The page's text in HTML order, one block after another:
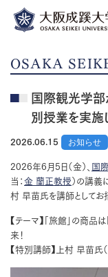
OSAKA
国際観光学
別授業を実施
2026.06.15 お知らせ
2026年6月5日（金）、 国
当： 金 蘭正教授 ）の講義
村 早苗氏を講師としてお
【テーマ】「旅館」の商品
来！
【特別講師】上村 早苗氏